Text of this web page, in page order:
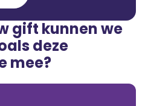
gift kunnen we
deze
mee?